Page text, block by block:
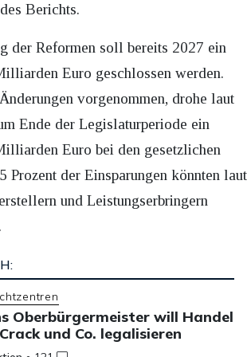
Berichts.
der Reformen soll bereits 2027 ein
Euro geschlossen werden.
vorgenommen, drohe laut
Ende der Legislaturperiode ein
Euro bei den gesetzlichen
Prozent der Einsparungen könnten laut
und Leistungserbringern
Oberbürgermeister will Handel
und Co. legalisieren